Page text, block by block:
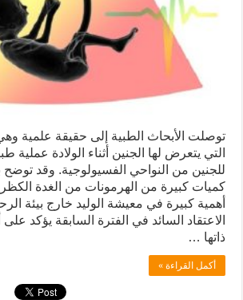
توصلت الأبحاث الطبية إلى حقيقة علمية
التي يتعرض لها الجنين أثناء الولادة عملية
للجنين من النواحي الفسيولوجية. وقد توضح
كميات كبيرة من الهرمونات من الغدة
أهمية كبيرة في معيشة الوليد خارج بيئة
الاعتقاد السائد في الفترة السابقة يؤكد على
ذاتها …
أكمل القراءة »